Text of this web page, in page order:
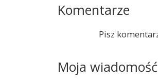
Komentarze
Pisz
Moja wiadomość